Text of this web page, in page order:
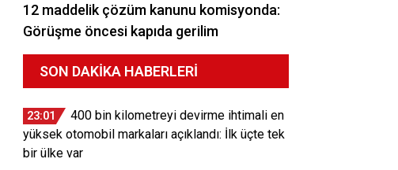
12 maddelik çözüm kanunu komisyonda:
Görüşme öncesi kapıda gerilim
SON DAKIKA HABERLERI
23:01
400 bin kilometreyi devirme ihtimali en
yüksek otomobil markaları açıklandı: İlk üçte tek
bir ülke var